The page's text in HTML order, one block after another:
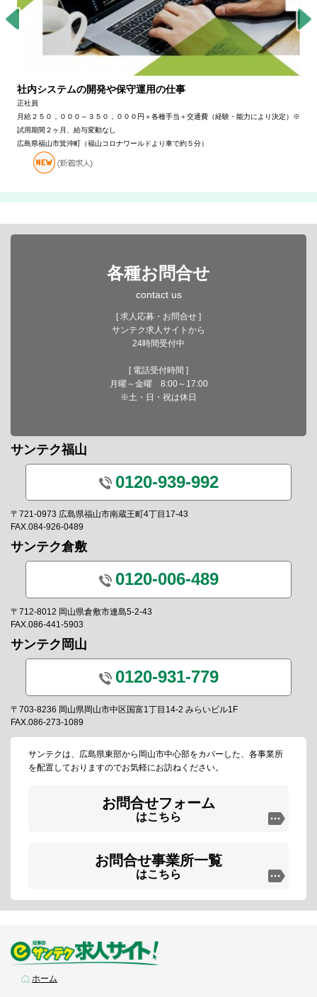
社内システムの開発や保守運用の仕事
正社員
月給２５０，０００～３５０，０００円＋各種手当＋交通費（経験・能力により決定）※
試用期間２ヶ月、給与変動なし
広島県福山市箕沖町（福山コロナワールドより車で約５分）
各種お問合せ
contact us
[ 求人応募・お問合せ ]
サンテク求人サイトから
24時間受付中
[ 電話受付時間 ]
月曜～金曜 8:00～17:00
※土・日・祝は休日
サンテク福山
0120-939-992
〒721-0973 広島県福山市南蔵王町4丁目17-43
FAX.084-926-0489
サンテク倉敷
0120-006-489
〒712-8012 岡山県倉敷市連島5-2-43
FAX.086-441-5903
サンテク岡山
0120-931-779
〒703-8236 岡山県岡山市中区国富1丁目14-2 みらいビル1F
FAX.086-273-1089
サンテクは、広島県東部から岡山市中心部をカバーした、各事業所
を配置しておりますのでお気軽にお訪ねください。
お問合せフォーム
はこちら
お問合せ事業所一覧
はこちら
ホーム